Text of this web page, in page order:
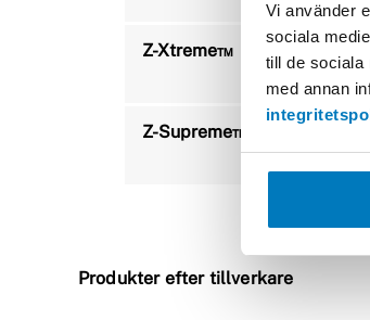
Vi använder
sociala
till de sociala
med annan
Z-Xtreme™
Z-Supreme™
Produkter efter tillverkare